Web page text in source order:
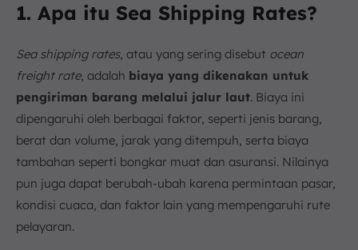
1. Apa itu Sea Shipping Rates?
Sea shipping rates, atau yang sering disebut ocean
freight rate, adalah biaya yang dikenakan untuk
pengiriman barang melalui jalur laut. Biaya ini
dipengaruhi oleh berbagai faktor, seperti jenis barang,
berat dan volume, jarak yang ditempuh, serta biaya
tambahan seperti bongkar muat dan asuransi. Nilainya
pun juga dapat berubah-ubah karena permintaan pasar,
kondisi cuaca, dan faktor lain yang mempengaruhi rute
pelayaran.